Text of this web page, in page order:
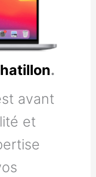
.
avant
et